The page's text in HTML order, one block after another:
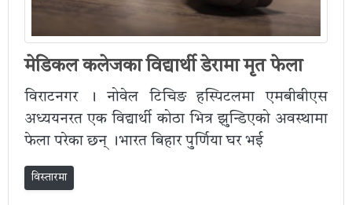
मेडिकल कलेजका विद्यार्थी डेरामा मृत फेला
विराटनगर । नोवेल टिचिङ हस्पिटलमा एमबीबीएस
अध्ययनरत एक विद्यार्थी कोठा भित्र झुन्डिएको अवस्थामा
फेला परेका छन् ।भारत बिहार पुर्णिया घर भई
विस्तारमा